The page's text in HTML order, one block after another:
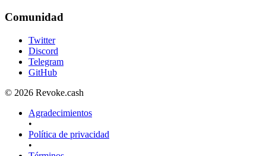
Comunidad
Twitter
Discord
Telegram
GitHub
© 2026 Revoke.cash
Agradecimientos
•
Política de privacidad
•